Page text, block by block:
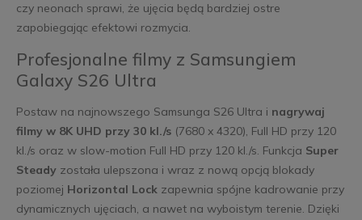
czy neonach sprawi, że ujęcia będą bardziej ostre
zapobiegając efektowi rozmycia.
Profesjonalne filmy z Samsungiem
Galaxy S26 Ultra
Postaw na najnowszego Samsunga S26 Ultra i nagrywaj
filmy w 8K UHD przy 30 kl./s(7680 x 4320), Full HD przy 120
kl./s oraz w slow-motion Full HD przy 120 kl./s. Funkcja Super
Steadyzostała ulepszona i wraz z nową opcją blokady
poziomej Horizontal Lockzapewnia spójne kadrowanie przy
dynamicznych ujęciach, a nawet na wyboistym terenie. Dzięki